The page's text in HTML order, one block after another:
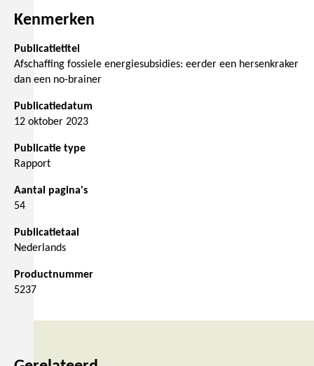
Kenmerken
Publicatietitel
Afschaffing fossiele energiesubsidies: eerder een hersenkraker
dan een no-brainer
Publicatiedatum
12 oktober 2023
Publicatie type
Rapport
Aantal pagina's
54
Publicatietaal
Nederlands
Productnummer
5237